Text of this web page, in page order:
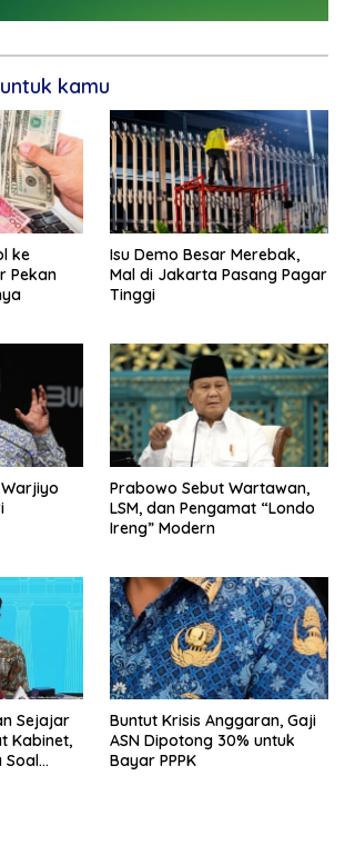
kamu
ke
Pekan
Isu Demo Besar Merebak,
Mal di Jakarta Pasang Pagar
Tinggi
Prabowo Sebut Wartawan,
LSM, dan Pengamat “Londo
Ireng” Modern
Sejajar
Kabinet,
Soal
Buntut Krisis Anggaran, Gaji
ASN Dipotong 30% untuk
Bayar PPPK